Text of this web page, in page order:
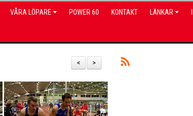
VÅRA LÖPARE POWER 60 KONTAKT LÄNKAR
>
<